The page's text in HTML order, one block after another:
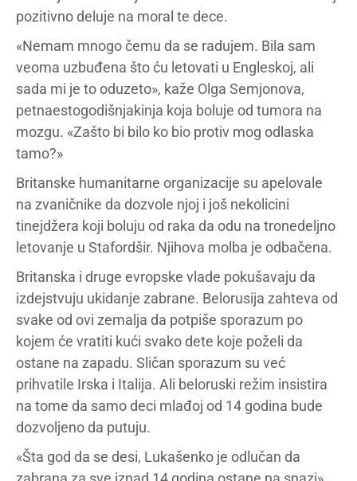
pozitivno deluje na moral te dece.
«Nemam mnogo čemu da se radujem. Bila sam
veoma uzbuđena što ću letovati u Engleskoj, ali
sada mi je to oduzeto», kaže Olga Semjonova,
petnaestogodišnjakinja koja boluje od tumora na
mozgu. «Zašto bi bilo ko bio protiv mog odlaska
tamo?»
Britanske humanitarne organizacije su apelovale
na zvaničnike da dozvole njoj i još nekolicini
tinejdžera koji boluju od raka da odu na tronedeljno
letovanje u Stafordšir. Njihova molba je odbačena.
Britanska i druge evropske vlade pokušavaju da
izdejstvuju ukidanje zabrane. Belorusija zahteva od
svake od ovi zemalja da potpiše sporazum po
kojem će vratiti kući svako dete koje poželi da
ostane na zapadu. Sličan sporazum su već
prihvatile Irska i Italija. Ali beloruski režim insistira
na tome da samo deci mlađoj od 14 godina bude
dozvoljeno da putuju.
«Šta god da se desi, Lukašenko je odlučan da